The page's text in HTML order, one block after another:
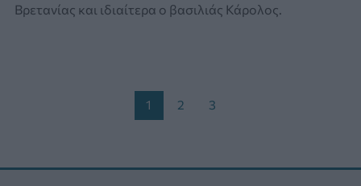
Βρετανίας και ιδιαίτερα ο βασιλιάς Κάρολος.
1 2 3